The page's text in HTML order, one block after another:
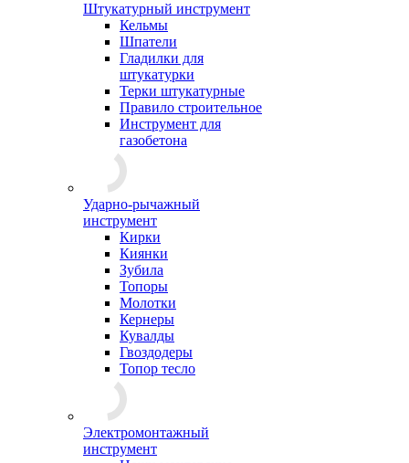
Штукатурный инструмент
Кельмы
Шпатели
Гладилки для
штукатурки
Терки штукатурные
Правило строительное
Инструмент для
газобетона
Ударно-рычажный
инструмент
Кирки
Киянки
Зубила
Топоры
Молотки
Кернеры
Кувалды
Гвоздодеры
Топор тесло
Электромонтажный
инструмент